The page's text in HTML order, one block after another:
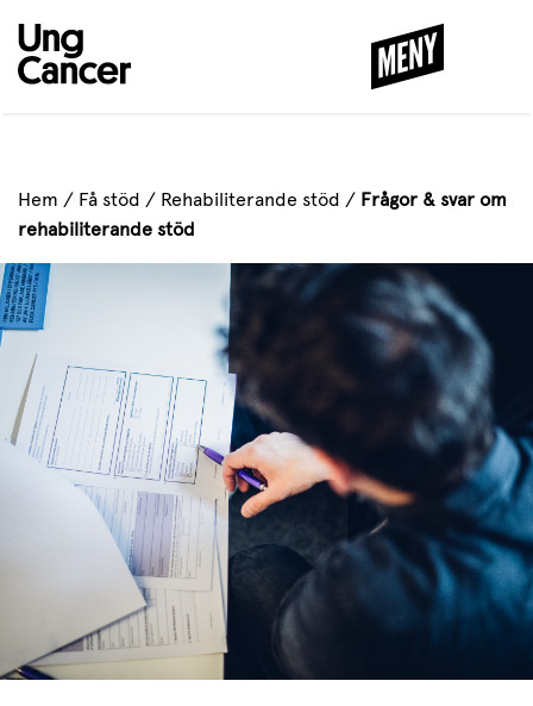
STÄNG
MENY
Hem / Få stöd / Rehabiliterande stöd / Frågor & svar om
rehabiliterande stöd